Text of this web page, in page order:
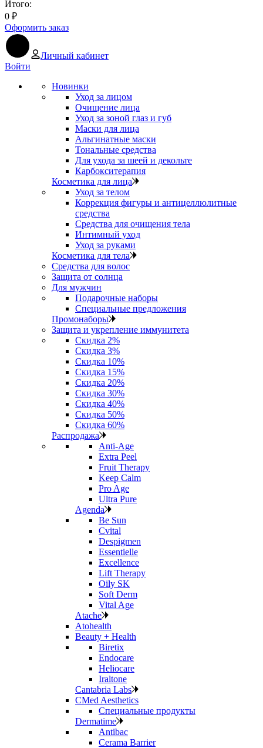
Итого:
0 ₽
Оформить заказ
Личный кабинет
Войти
Новинки
Уход за лицом
Очищение лица
Уход за зоной глаз и губ
Маски для лица
Альгинатные маски
Тональные средства
Для ухода за шеей и декольте
Карбокситерапия
Косметика для лица
Уход за телом
Коррекция фигуры и антицеллюлитные
средства
Средства для очищения тела
Интимный уход
Уход за руками
Косметика для тела
Средства для волос
Защита от солнца
Для мужчин
Подарочные наборы
Специальные предложения
Промонаборы
Защита и укрепление иммунитета
Скидка 2%
Скидка 3%
Скидка 10%
Скидка 15%
Скидка 20%
Скидка 30%
Скидка 40%
Скидка 50%
Скидка 60%
Распродажа
Anti‑Age
Extra Peel
Fruit Therapy
Keep Calm
Pro Age
Ultra Pure
Agenda
Be Sun
Cvital
Despigmen
Essentielle
Excellence
Lift Therapy
Oily SK
Soft Derm
Vital Age
Atache
Atohealth
Beauty + Health
Biretix
Endocare
Heliocare
Iraltone
Cantabria Labs
CMed Aesthetics
Специальные продукты
Dermatime
Antibac
Cerama Barrier